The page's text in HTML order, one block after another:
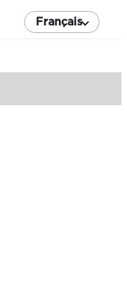
Français